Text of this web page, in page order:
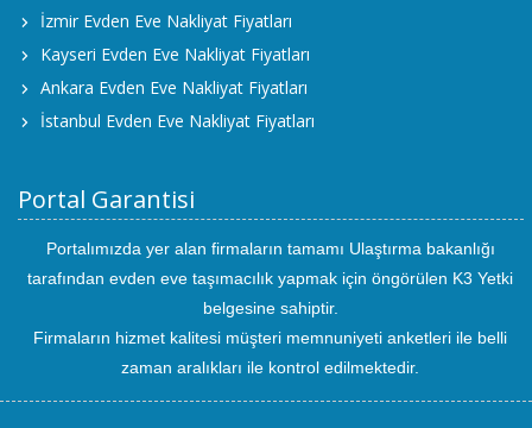
İzmir Evden Eve Nakliyat Fiyatları
Kayseri Evden Eve Nakliyat Fiyatları
Ankara Evden Eve Nakliyat Fiyatları
İstanbul Evden Eve Nakliyat Fiyatları
Portal Garantisi
Portalımızda yer alan firmaların tamamı Ulaştırma bakanlığı
tarafından evden eve taşımacılık yapmak için öngörülen K3 Yetki
belgesine sahiptir.
Firmaların hizmet kalitesi müşteri memnuniyeti anketleri ile belli
zaman aralıkları ile kontrol edilmektedir.